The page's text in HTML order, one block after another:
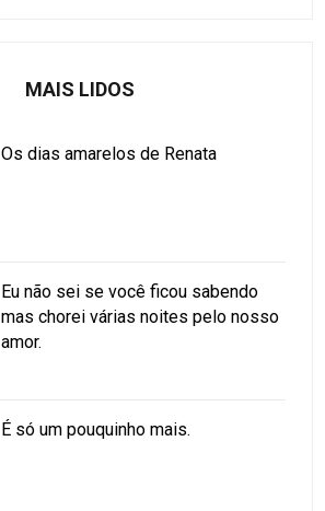
MAIS LIDOS
Os dias amarelos de Renata
Eu não sei se você ficou sabendo
mas chorei várias noites pelo nosso
amor.
É só um pouquinho mais.